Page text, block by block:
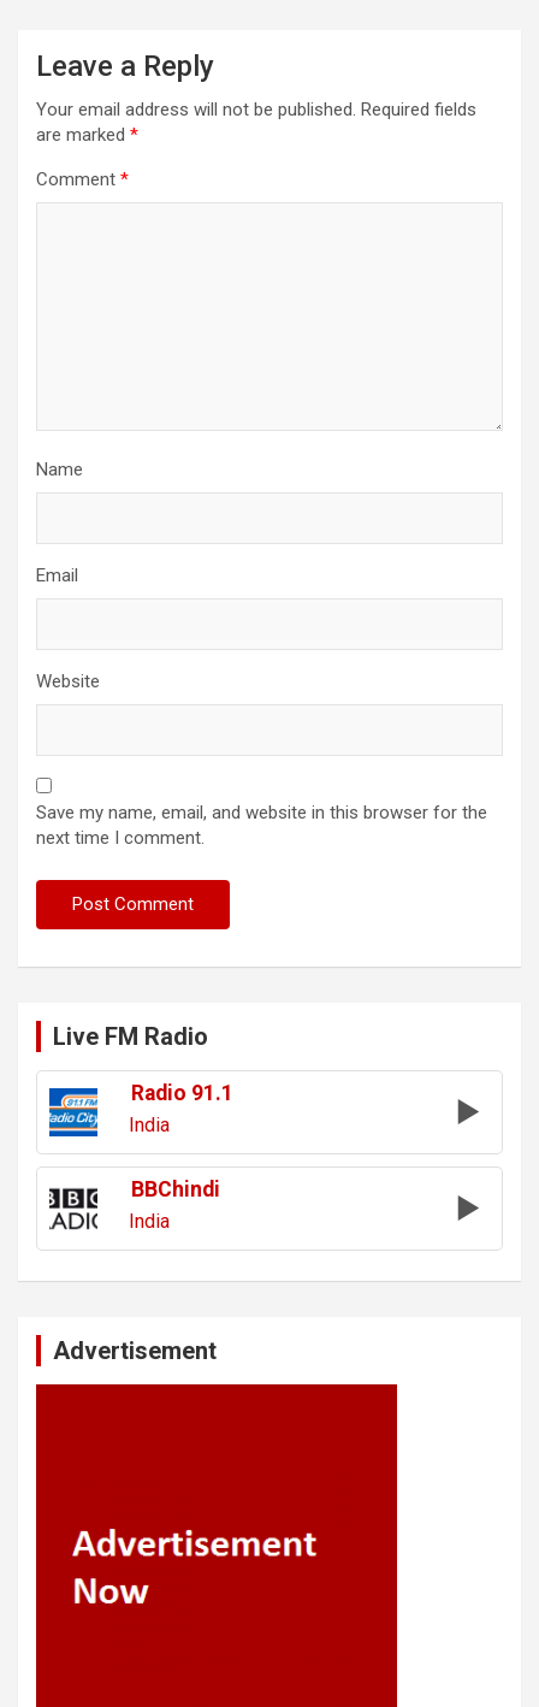
Leave a Reply
Your email address will not be published. Required fields
are marked *
Comment *
Name
Email
Website
Save my name, email, and website in this browser for the
next time I comment.
Live FM Radio
Radio 91.1
India
BBChindi
India
Advertisement